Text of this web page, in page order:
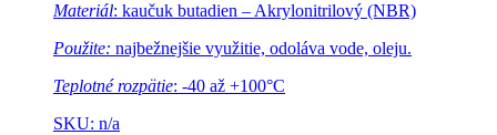
Materiál: kaučuk butadien – Akrylonitrilový (NBR)
Použite: najbežnejšie využitie, odoláva vode, oleju.
Teplotné rozpätie: -40 až +100°C
SKU: n/a